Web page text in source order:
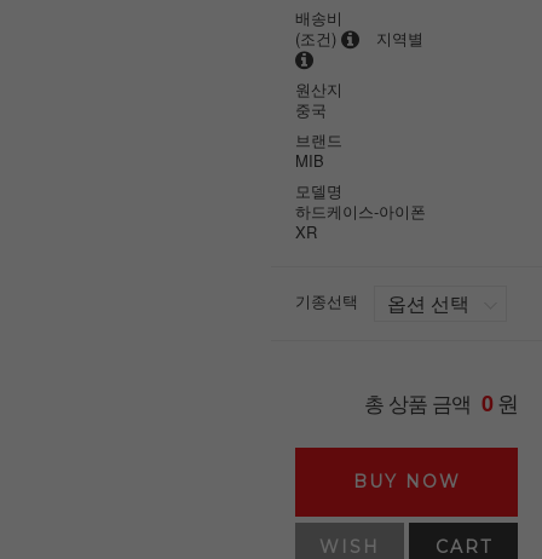
배송비
(조건)
지역별
원산지
중국
브랜드
MIB
모델명
하드케이스-아이폰
XR
기종선택
총 상품 금액 0원
BUY NOW
WISH CART